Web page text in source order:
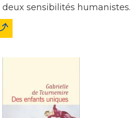
sensibilités humanistes.